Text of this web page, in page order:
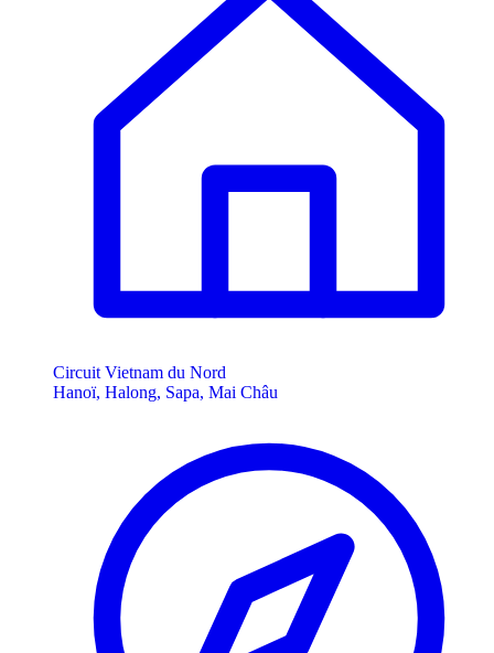
Circuit Vietnam du Nord
Hanoï, Halong, Sapa, Mai Châu